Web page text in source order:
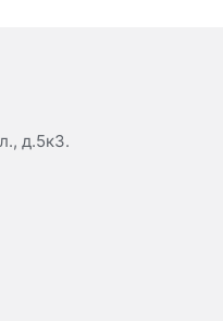
д.5к3.